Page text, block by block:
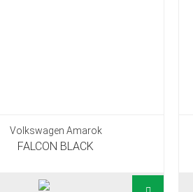
Volkswagen Amarok
FALCON BLACK